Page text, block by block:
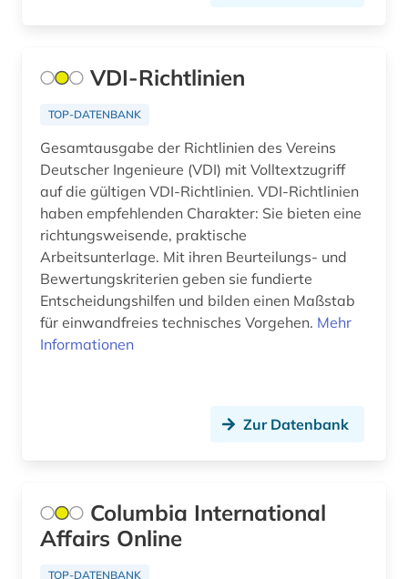
arneimittel (1)
artenschutz (3)
arthur (1)
artikel (1)
artusepik (1)
arzneibuch (2)
arzneimittelinformationen (1)
Zypern (1)
VDI-Richtlinien
TOP-DATENBANK
Gesamtausgabe der Richtlinien des Vereins
Deutscher Ingenieure (VDI) mit Volltextzugriff
auf die gültigen VDI-Richtlinien. VDI-Richtlinien
haben empfehlenden Charakter: Sie bieten eine
richtungsweisende, praktische
Arbeitsunterlage. Mit ihren Beurteilungs- und
Bewertungskriterien geben sie fundierte
Entscheidungshilfen und bilden einen Maßstab
für einwandfreies technisches Vorgehen. Mehr
Informationen
Zur Datenbank
Columbia International
Affairs Online
TOP-DATENBANK